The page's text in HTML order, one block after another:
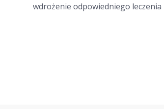
wdrożenie odpowiedniego